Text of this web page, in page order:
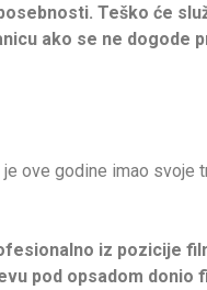
Teško će
ako se ne dogode
ove godine imao svoje
iz pozicije
pod opsadom donio